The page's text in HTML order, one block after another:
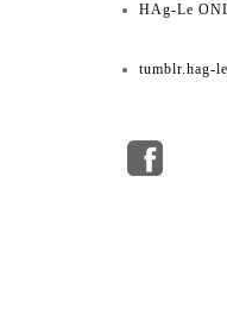
HAg-Le
tumblr.hag-